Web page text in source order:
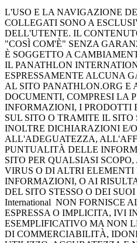
L'USO E LA NAVIGAZIONE
COLLEGATI SONO A
DELL'UTENTE. IL
"COSÌ COM'È" SENZA
È SOGGETTO A
IL PANATHLON
ESPRESSAMENTE ALCUNA
AL SITO PANATHLON.ORG E
DOCUMENTI, COMPRESI LA
INFORMAZIONI, I PRODOTTI
SUL SITO O TRAMITE IL SITO
INOLTRE DICHIARAZIONI E/
ALL'ADEGUATEZZA,
PUNTUALITÀ DELLE
SITO PER QUALSIASI
VIRUS O DI ALTRI
INFORMAZIONI, O AI
DEL SITO STESSO O DEI
International NON FORNISCE
ESPRESSA O IMPLICITA, IVI
ESEMPLIFICATIVO MA NON
DI COMMERCIABILITÀ,